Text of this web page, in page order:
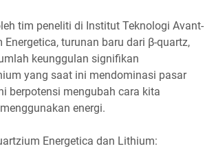
tim peneliti di Institut Teknologi Avant-
Energetica, turunan baru dari β-quartz,
keunggulan signifikan
yang saat ini mendominasi pasar
berpotensi mengubah cara kita
energi.
Energetica dan Lithium: